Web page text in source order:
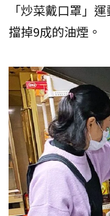
「炒菜戴口罩」
擋掉9成的油煙。